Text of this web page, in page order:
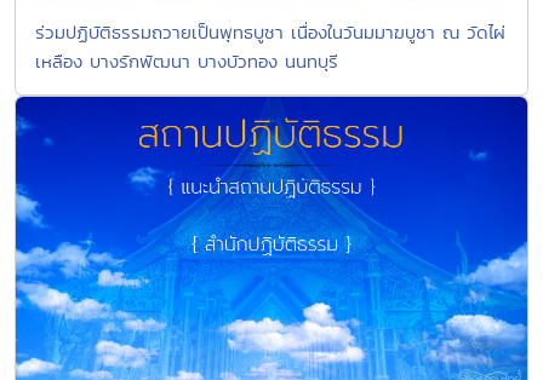
ร่วมปฏิบัติธรรมถวายเป็นพุทธบูชา เนื่องในวันมมาฆบูชา ณ วัดไผ่
เหลือง บางรักพัฒนา บางบัวทอง นนทบุรี